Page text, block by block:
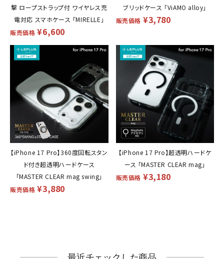
撃 ロープストラップ付 ワイヤレス充
電対応 スマホケース 「MIRELLE」
販売価格 ¥6,600
ブリッドケース 「ViAMO alloy」
販売価格 ¥3,780
【iPhone 17 Pro】360度回転スタン
ド付き超透明ハードケース
「MASTER CLEAR mag swing」
販売価格 ¥3,880
【iPhone 17 Pro】超透明ハードケ
ース 「MASTER CLEAR mag」
販売価格 ¥3,180